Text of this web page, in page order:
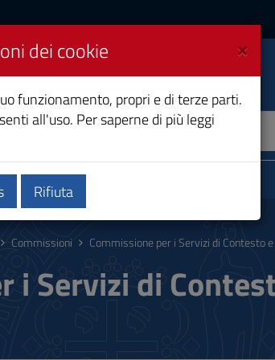
e miglioramento
Commissioni Commissione per i Servizi di Contesto
i Servizi di
×
dei cookie
funzionamento, propri e di terze parti.
all'uso. Per saperne di più leggi
Rifiuta